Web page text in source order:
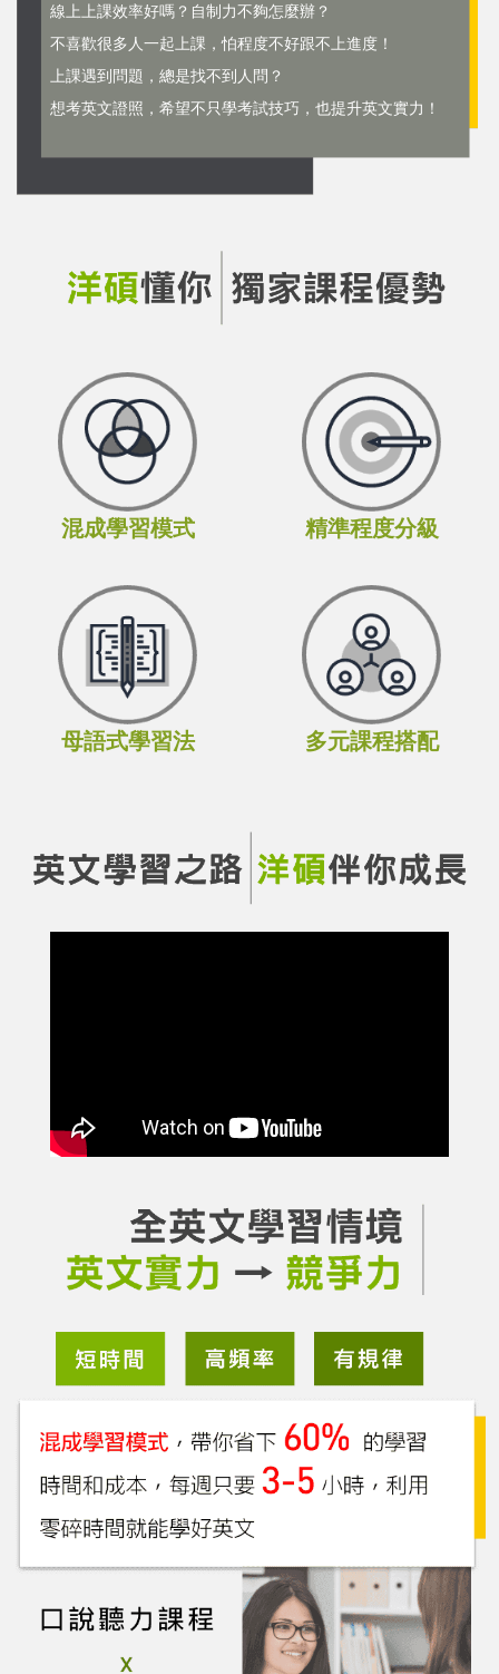
線上上課效率好嗎？自制力不夠怎麼辦？
不喜歡很多人一起上課，怕程度不好跟不上進度！
上課遇到問題，總是找不到人問？
想考英文證照，希望不只學考試技巧，也提升英文實力！
混成學習模式 精準程度分級
母語式學習法 多元課程搭配